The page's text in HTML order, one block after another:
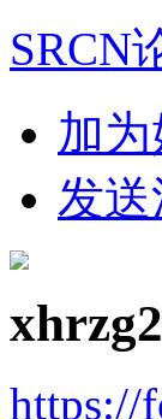
SRCN
加
发送
https://